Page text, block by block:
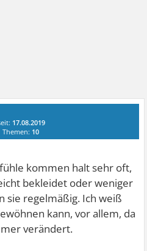
17.08.2019
Themen: 10
kommen halt sehr oft,
bekleidet oder weniger
sie regelmäßig. Ich weiß
kann, vor allem, da
verändert.